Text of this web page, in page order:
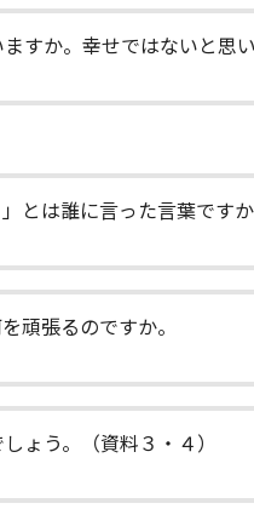
すか。幸せではないと思い
とは誰に言った言葉ですか
頑張るのですか。
ょう。（資料３・４）